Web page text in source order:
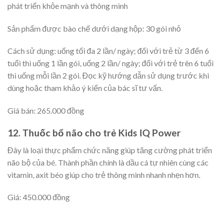
phát triển khỏe mạnh và thông minh
Sản phẩm được bào chế dưới dạng hộp: 30 gói nhỏ
Cách sử dụng: uống tối đa 2 lần/ ngày; đối với trẻ từ 3 đến 6
tuổi thì uống 1 lần gói, uống 2 lần/ ngày; đối với trẻ trên 6 tuổi
thì uống mỗi lần 2 gói. Đọc kỹ hướng dẫn sử dụng trước khi
dùng hoặc tham khảo ý kiến của bác sĩ tư vấn.
Giá bán: 265.000 đồng
12. Thuốc bổ não cho trẻ Kids IQ Power
Đây là loại thực phẩm chức năng giúp tăng cường phát triển
não bộ của bé. Thành phần chính là dầu cá tự nhiên cùng các
vitamin, axit béo giúp cho trẻ thông minh nhanh nhẹn hơn.
Giá: 450.000 đồng